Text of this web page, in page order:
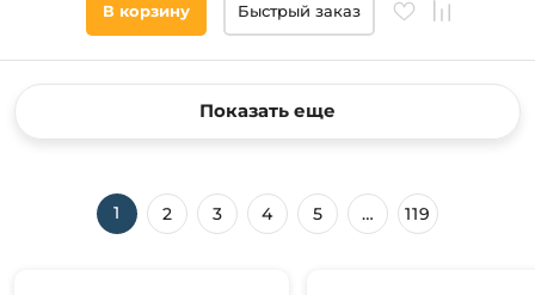
В корзину Быстрый заказ
Показать еще
1 2 3 4 5 … 119